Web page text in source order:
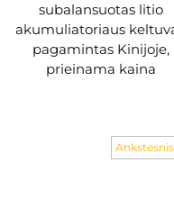
subalansuotas litio
akumuliatoriaus
pagamintas Kinijoje,
prieinama kaina
Ankstesnis